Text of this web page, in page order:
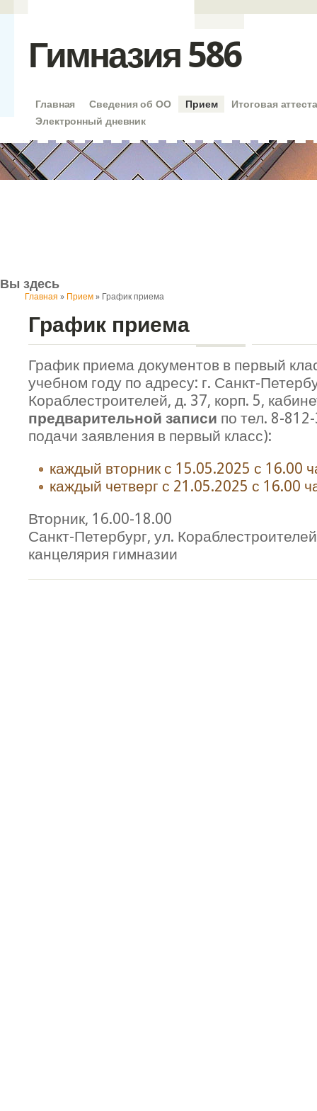
Гимназия 586
Главная Сведения об ОО Прием
Итоговая
Электронный дневник
Вы здесь
Главная » Прием » График приема
График приема
График приема документов в первый
учебном году по адресу: г. Санкт-
Кораблестроителей, д. 37, корп. 5,
предварительной записи по тел. 8-
подачи заявления в первый класс):
каждый вторник с 15.05.2025 с 16.00
каждый четверг с 21.05.2025 с 16.00
Вторник, 16.00-18.00
Санкт-Петербург, ул.
канцелярия гимназии